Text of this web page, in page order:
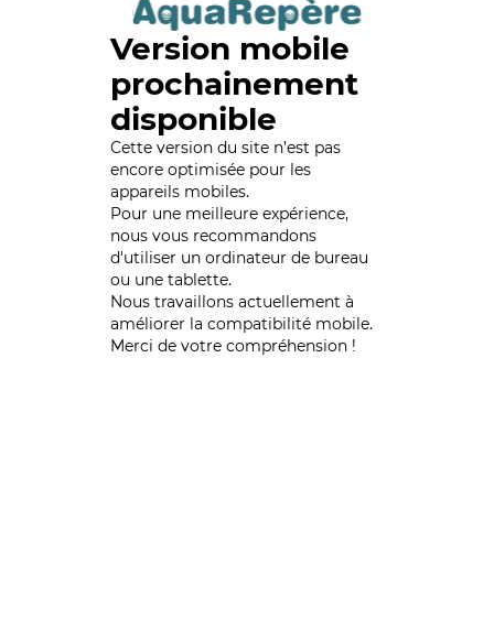
Version mobile
prochainement
disponible
Cette version du site n’est pas
encore optimisée pour les
appareils mobiles.
Pour une meilleure expérience,
nous vous recommandons
d'utiliser un ordinateur de bureau
ou une tablette.
Nous travaillons actuellement à
améliorer la compatibilité mobile.
Merci de votre compréhension !